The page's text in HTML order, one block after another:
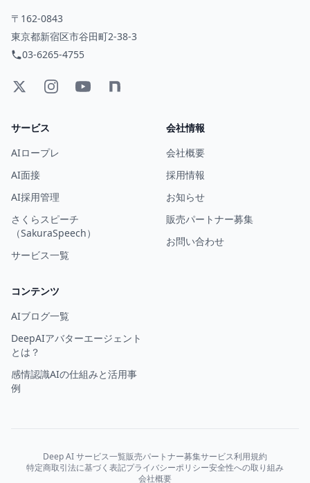
〒162-0843
東京都新宿区市谷田町2-38-3
03-6265-4755
サービス
AIロープレ
AI面接
AI採用管理
さくらスピーチ
（SakuraSpeech）
サービス一覧
会社情報
会社概要
採用情報
お知らせ
販売パートナー募集
お問い合わせ
コンテンツ
AIブログ一覧
DeepAIアバターエージェント
とは？
感情認識AIの仕組みと活用事
例
Deep AI サービス一覧販売パートナー募集サービス利用規約
特定商取引法に基づく表記プライバシーポリシー安全性への取り組み
会社概要